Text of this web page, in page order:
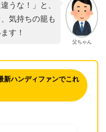
父ちゃん
うな！」と、
気持ちの籠も
す！
新ハンディファンでこれ